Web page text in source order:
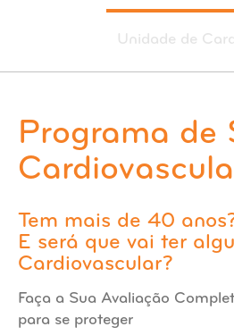
Unidade de
Programa de
Tem mais de 40
E será que vai ter
Cardiovascular?
Faça a Sua Avaliação
para se proteger